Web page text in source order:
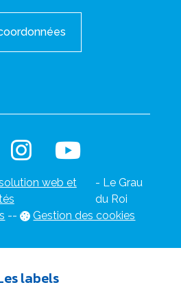
web et
- Le Grau
du Roi
-- Gestion des cookies
labels